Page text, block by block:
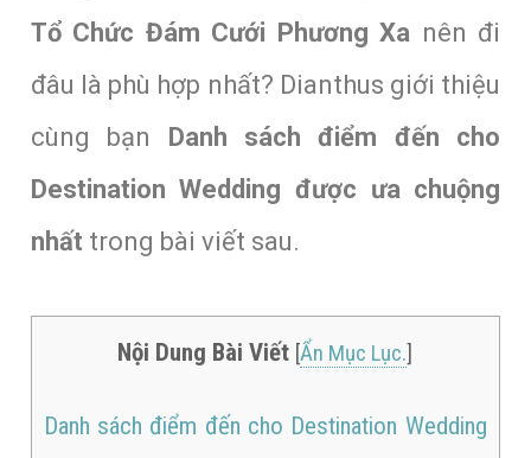
Tổ Chức Đám Cưới Phương Xa nên đi
đâu là phù hợp nhất? Dianthus giới thiệu
cùng bạn Danh sách điểm đến cho
Destination Wedding được ưa chuộng
nhất trong bài viết sau.
Nội Dung Bài Viết [Ẩn Mục Lục.]
Danh sách điểm đến cho Destination Wedding